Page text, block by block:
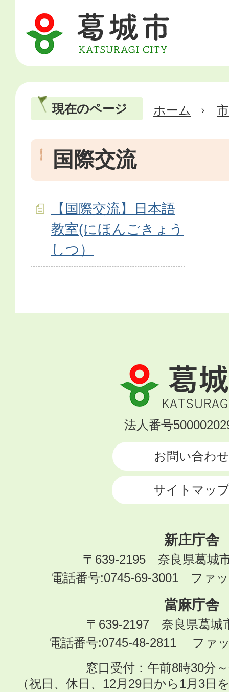
現在のページ ホーム
国際交流
【国際交流】日本語
教室(にほんごきょう
しつ）
葛
城
市
KATSURAGI
法人番号
お問い合わせ
サイトマッ
新庄庁舎
〒639-2195 奈良県葛城
電話番号:0745-69-3001 ファ
當麻庁舎
〒639-2197 奈良県葛城
電話番号:0745-48-2811 ファ
窓口受付：午前8時30分
（祝日、休日、12月29日から1月3日